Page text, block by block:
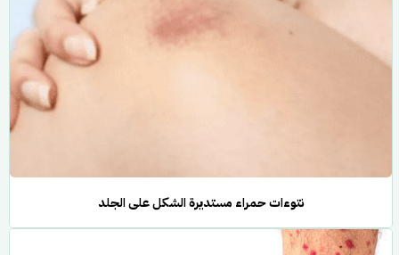
نتوءات حمراء مستديرة الشكل على الجلد